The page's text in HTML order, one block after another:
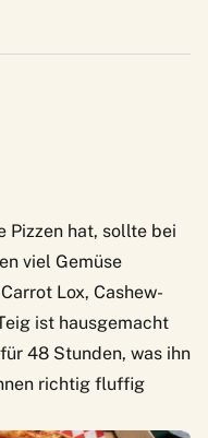
Pizzen hat, sollte bei
viel Gemüse
Lox, Cashew-
ist hausgemacht
48 Stunden, was ihn
richtig fluffig